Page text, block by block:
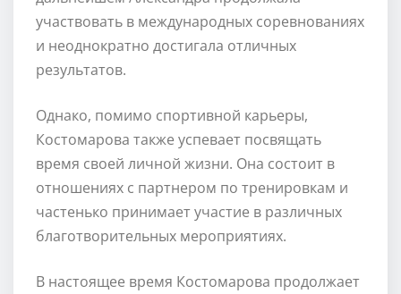
участвовать в международных соревнованиях
и неоднократно достигала отличных
результатов.
Однако, помимо спортивной карьеры,
Костомарова также успевает посвящать
время своей личной жизни. Она состоит в
отношениях с партнером по тренировкам и
частенько принимает участие в различных
благотворительных мероприятиях.
В настоящее время Костомарова продолжает